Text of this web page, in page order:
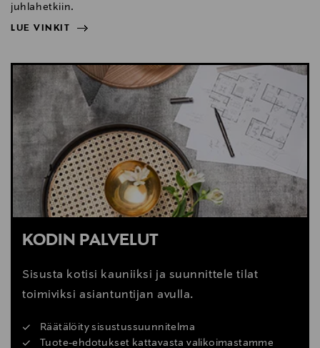
juhlahetkiin.
LUE VINKIT
LUE VINKIT
KODIN PALVELUT
Sisusta kotisi kauniiksi ja suunnittele tilat
toimiviksi asiantuntijan avulla.
Räätälöity sisustussuunnitelma
Tuote-ehdotukset kattavasta valikoimastamme